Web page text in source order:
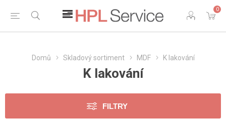
0
Domů Skladový sortiment MDF K lakování
K lakování
FILTRY